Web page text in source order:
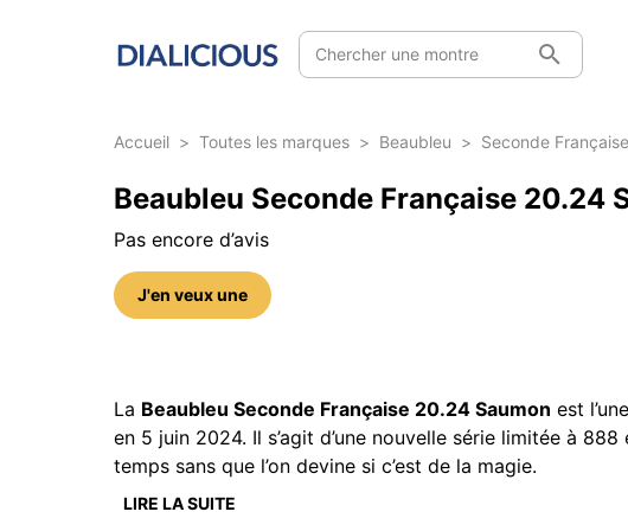
Chercher une montre
Accueil > Toutes les marques > Beaubleu > Seconde Française
Beaubleu Seconde Française 20.24
Pas encore d’avis
J'en veux une
5 photos sur cette référence
La Beaubleu Seconde Française 20.24 Saumon est
en 5 juin 2024. Il s’agit d’une nouvelle série limitée à
temps sans que l’on devine si c’est de la magie.
Le boîtier en acier 316L inoxydable de la Beaubleu
LIRE LA SUITE